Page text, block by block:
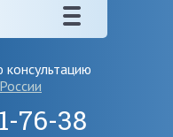
России
76-38